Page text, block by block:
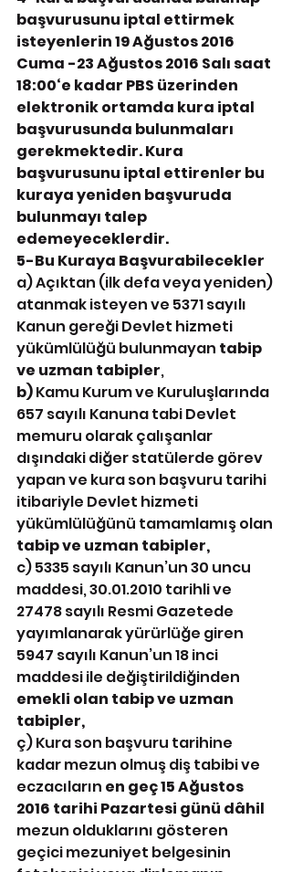
başvurusunu iptal ettirmek
isteyenlerin 19 Ağustos 2016
Cuma -23 Ağustos 2016 Salı saat
18:00‘e kadar PBS üzerinden
elektronik ortamda kura iptal
başvurusunda bulunmaları
gerekmektedir. Kura
başvurusunu iptal ettirenler bu
kuraya yeniden başvuruda
bulunmayı talep
edemeyeceklerdir.
5-Bu Kuraya Başvurabilecekler
a) Açıktan (ilk defa veya yeniden)
atanmak isteyen ve 5371 sayılı
Kanun gereği Devlet hizmeti
yükümlülüğü bulunmayan tabip
ve uzman tabipler,
b) Kamu Kurum ve Kuruluşlarında
657 sayılı Kanuna tabi Devlet
memuru olarak çalışanlar
dışındaki diğer statülerde görev
yapan ve kura son başvuru tarihi
itibariyle Devlet hizmeti
yükümlülüğünü tamamlamış olan
tabip ve uzman tabipler,
c) 5335 sayılı Kanun’un 30 uncu
maddesi, 30.01.2010 tarihli ve
27478 sayılı Resmi Gazetede
yayımlanarak yürürlüğe giren
5947 sayılı Kanun’un 18 inci
maddesi ile değiştirildiğinden
emekli olan tabip ve uzman
tabipler,
ç) Kura son başvuru tarihine
kadar mezun olmuş diş tabibi ve
eczacıların en geç 15 Ağustos
2016 tarihi Pazartesi günü dâhil
mezun olduklarını gösteren
geçici mezuniyet belgesinin